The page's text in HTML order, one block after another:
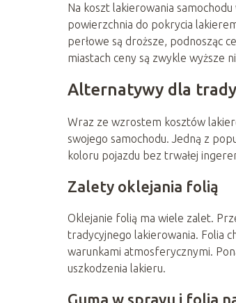
Na koszt lakierowania
powierzchnia do pokrycia
perłowe są droższe, podnosząc
miastach ceny są zwykle wyższe
Alternatywy dla
Wraz ze wzrostem kosztów
swojego samochodu. Jedną z
koloru pojazdu bez trwałej
Zalety oklejania folią
Oklejanie folią ma wiele zalet.
tradycyjnego lakierowania. Folia
warunkami atmosferycznymi.
uszkodzenia lakieru.
Guma w sprayu i folia